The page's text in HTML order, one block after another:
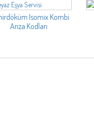
Isomix Kombi
Arıza Kodları